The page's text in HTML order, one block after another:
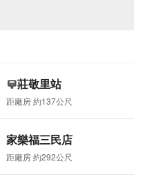
莊敬里站
距廠房 約137公尺
家樂福三民店
距廠房 約292公尺